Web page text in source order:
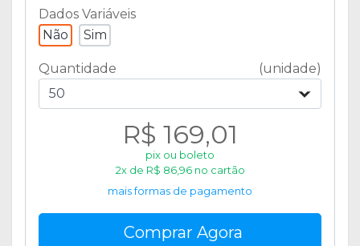
Dados Variáveis
Não
Sim
Quantidade
(unidade)
50
R$ 169,01
pix ou boleto
2x de R$ 86,96 no cartão
mais formas de pagamento
Comprar Agora